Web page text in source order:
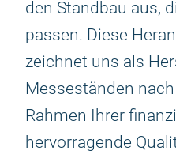
den Standbau aus,
passen. Diese
zeichnet uns als
Messeständen
Rahmen Ihrer
hervorragende